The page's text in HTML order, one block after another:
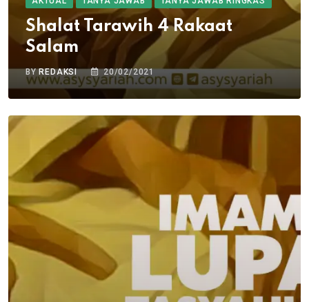
Shalat Tarawih 4 Rakaat
Salam
BYREDAKSI 20/02/2021